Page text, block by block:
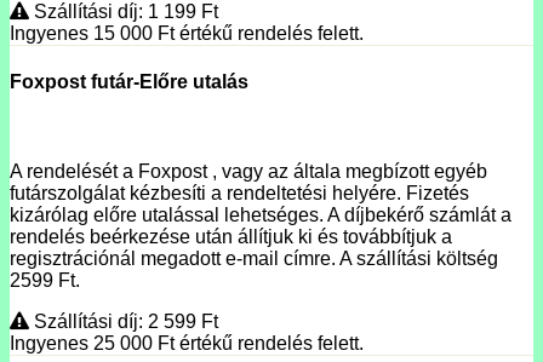
Szállítási díj: 1 199 Ft
Ingyenes 15 000 Ftértékű rendelés felett.
Foxpost futár-Előre utalás
A rendelését a Foxpost , vagy az általa megbízott egyéb
futárszolgálat kézbesíti a rendeltetési helyére. Fizetés
kizárólag előre utalással lehetséges. A díjbekérő számlát a
rendelés beérkezése után állítjuk ki és továbbítjuk a
regisztrációnál megadott e-mail címre. A szállítási költség
2599 Ft.
Szállítási díj: 2 599 Ft
Ingyenes 25 000 Ftértékű rendelés felett.